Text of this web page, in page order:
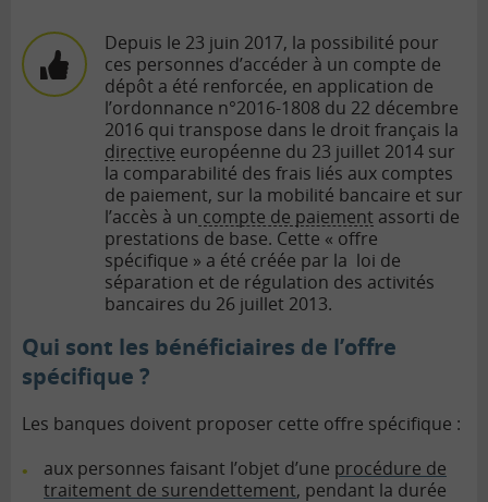
Depuis le 23 juin 2017, la possibilité pour
ces personnes d’accéder à un compte de
dépôt a été renforcée, en application de
l’ordonnance n°2016-1808 du 22 décembre
2016 qui transpose dans le droit français la
directive européenne du 23 juillet 2014 sur
la comparabilité des frais liés aux comptes
de paiement, sur la mobilité bancaire et sur
l’accès à un compte de paiement assorti de
prestations de base. Cette « offre
spécifique » a été créée par la loi de
séparation et de régulation des activités
bancaires du 26 juillet 2013.
Qui sont les bénéficiaires de l’offre
spécifique ?
Les banques doivent proposer cette offre spécifique :
aux personnes faisant l’objet d’une procédure de
traitement de surendettement, pendant la durée